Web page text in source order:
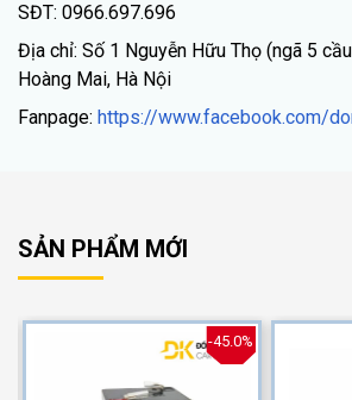
SĐT: 0966.697.696
Địa chỉ: Số 1 Nguyễn Hữu Thọ (ngã 5
Hoàng Mai, Hà Nội
Fanpage: https://www.facebook.com/
SẢN PHẨM MỚI
-45.0%